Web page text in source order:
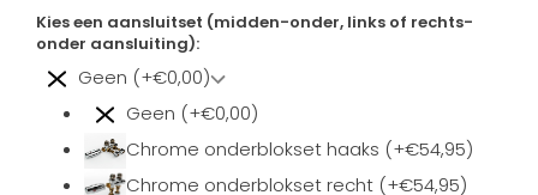
Kies een aansluitset (midden-onder, links of rechts-
onder aansluiting):
Geen (+€0,00)
Geen (+€0,00)
Chrome onderblokset haaks (+€54,95)
Chrome onderblokset recht (+€54,95)